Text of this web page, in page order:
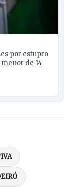
por estupro
de 14